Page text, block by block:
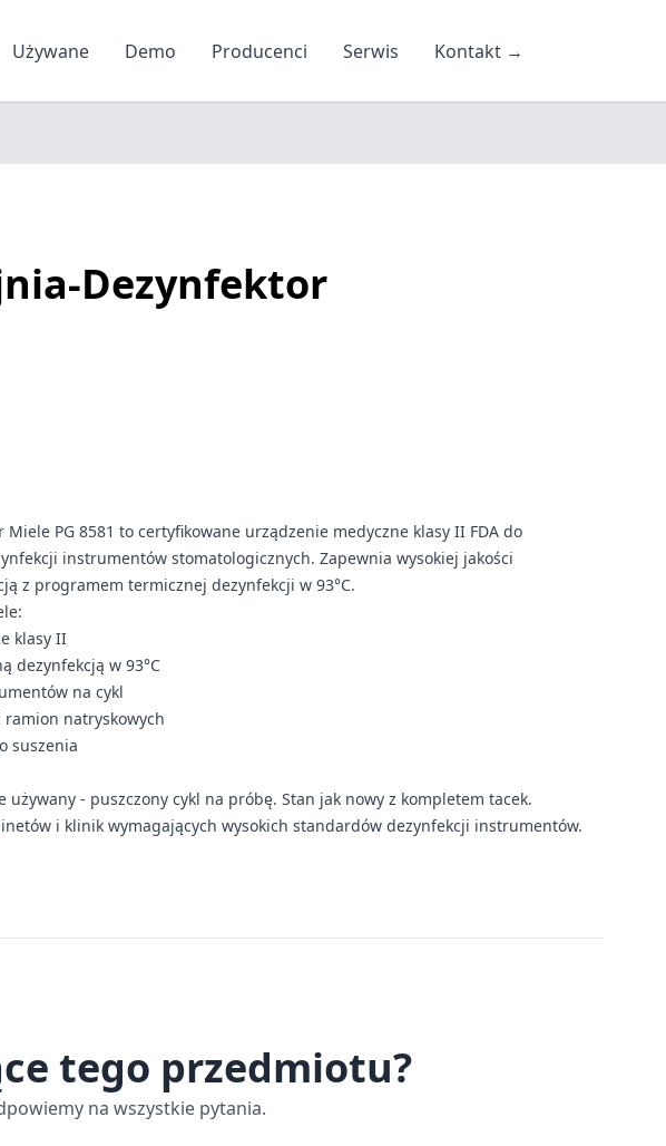
Używane Demo Producenci Serwis Kontakt →
Dezynfektor
PG 8581 to certyfikowane urządzenie medyczne klasy II FDA do
instrumentów stomatologicznych. Zapewnia wysokiej jakości
z programem termicznej dezynfekcji w 93°C.
klasy II
dezynfekcją w 93°C
na cykl
natryskowych
suszenia
używany - puszczony cykl na próbę. Stan jak nowy z kompletem tacek.
i klinik wymagających wysokich standardów dezynfekcji instrumentów.
tego przedmiotu?
na wszystkie pytania.